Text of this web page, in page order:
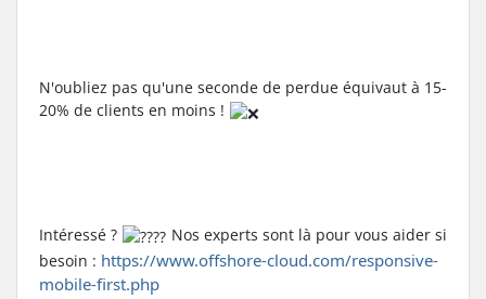
N'oubliez pas qu'une seconde de perdue équivaut à 15-
20% de clients en moins !
Intéressé ?
Nos experts sont là pour vous aider si
besoin : https://www.offshore-cloud.com/responsive-
mobile-first.php